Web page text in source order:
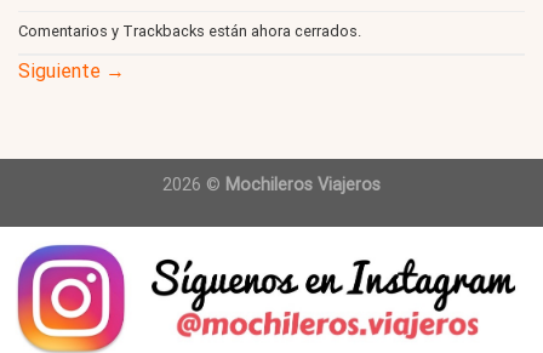
Comentarios y Trackbacks están ahora cerrados.
Siguiente →
2026 © Mochileros Viajeros